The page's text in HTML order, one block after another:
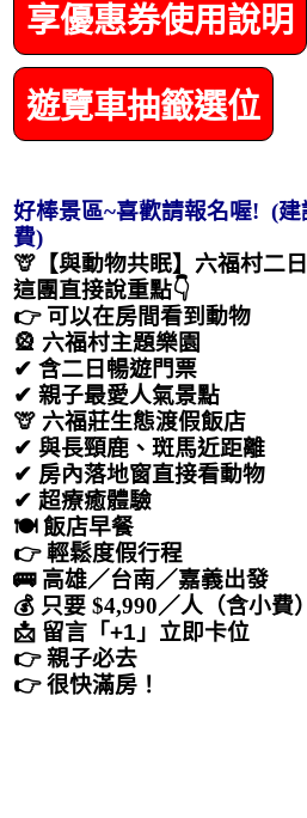
享優惠券使用說明
遊覽車抽籤選位
好棒景區~喜歡請報名喔! (
費)
🦒【與動物共眠】六福村二
這團直接說重點👇
👉 可以在房間看到動物
🎡 六福村主題樂園
✔ 含二日暢遊門票
✔ 親子最愛人氣景點
🦒 六福莊生態渡假飯店
✔ 與長頸鹿、斑馬近距離
✔ 房內落地窗直接看動物
✔ 超療癒體驗
🍽 飯店早餐
👉 輕鬆度假行程
🚌 高雄／台南／嘉義出發
💰 只要 $4,990／人（含小費）
📩 留言「+1」立即卡位
👉 親子必去
👉 很快滿房！